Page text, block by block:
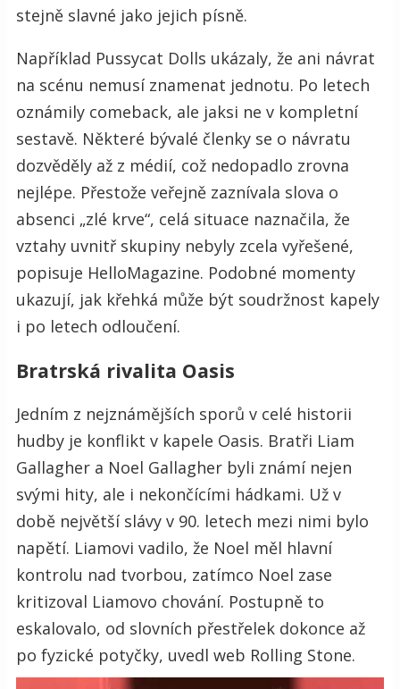
stejně slavné jako jejich písně.
Například Pussycat Dolls ukázaly, že ani návrat
na scénu nemusí znamenat jednotu. Po letech
oznámily comeback, ale jaksi ne v kompletní
sestavě. Některé bývalé členky se o návratu
dozvěděly až z médií, což nedopadlo zrovna
nejlépe. Přestože veřejně zaznívala slova o
absenci „zlé krve“, celá situace naznačila, že
vztahy uvnitř skupiny nebyly zcela vyřešené,
popisuje HelloMagazine. Podobné momenty
ukazují, jak křehká může být soudržnost kapely
i po letech odloučení.
Bratrská rivalita Oasis
Jedním z nejznámějších sporů v celé historii
hudby je konflikt v kapele Oasis. Bratři Liam
Gallagher a Noel Gallagher byli známí nejen
svými hity, ale i nekončícími hádkami. Už v
době největší slávy v 90. letech mezi nimi bylo
napětí. Liamovi vadilo, že Noel měl hlavní
kontrolu nad tvorbou, zatímco Noel zase
kritizoval Liamovo chování. Postupně to
eskalovalo, od slovních přestřelek dokonce až
po fyzické potyčky, uvedl web Rolling Stone.